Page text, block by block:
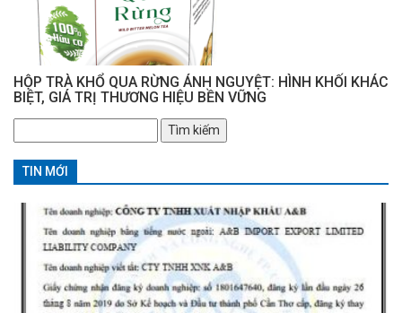
HỘP TRÀ KHỔ QUA RỪNG ÁNH NGUYỆT: HÌNH KHỐI KHÁC
BIỆT, GIÁ TRỊ THƯƠNG HIỆU BỀN VỮNG
kiếm
cho:
TIN MỚI